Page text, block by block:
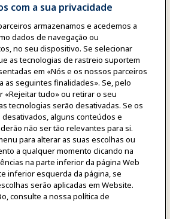
IAAPA: Centros de
Familiar 2026
com a sua privacidade
armazenamos e acedemos a
dados de navegação ou
no seu dispositivo. Se selecionar
as tecnologias de rastreio suportem
em «Nós e os nossos parceiros
as seguintes finalidades». Se, pelo
«Rejeitar tudo» ou retirar o seu
tecnologias serão desativadas. Se os
alguns conteúdos e
não ser tão relevantes para si.
para alterar as suas escolhas ou
a qualquer momento clicando na
na parte inferior da página Web
inferior esquerda da página, se
serão aplicadas em Website.
consulte a nossa política de